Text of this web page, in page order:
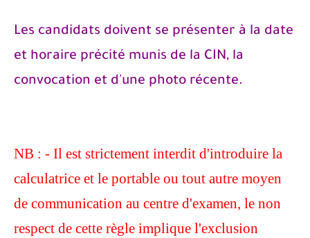
Les candidats doivent se présenter à la date
et horaire précité munis de la CIN, la
convocation et d'une photo récente.
NB : - Il est strictement interdit d'introduire la
calculatrice et le portable ou tout autre moyen
de communication au centre d'examen, le non
respect de cette règle implique l'exclusion